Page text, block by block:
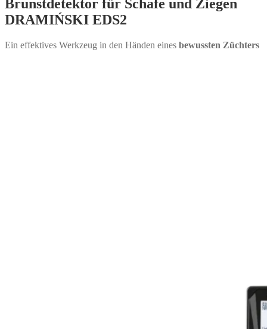
Brunstdetektor für Schafe und Ziegen
DRAMIŃSKI EDS2
Ein effektives Werkzeug in den Händen eines bewussten Züchters